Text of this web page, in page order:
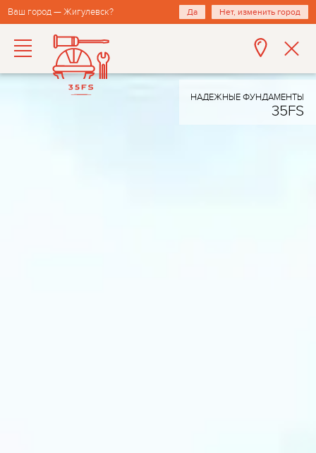
Ваш город — Жигулевск? Да Нет, изменить город
НАДЕЖНЫЕ ФУНДАМЕНТЫ
35FS